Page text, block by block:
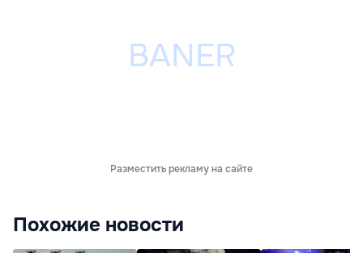
Разместить рекламу на сайте
Похожие новости